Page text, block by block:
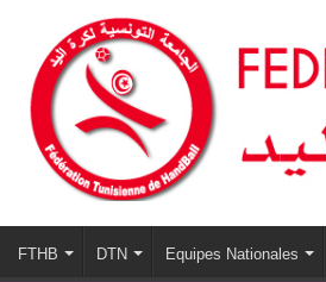
FTHB DTN Equipes Nationales